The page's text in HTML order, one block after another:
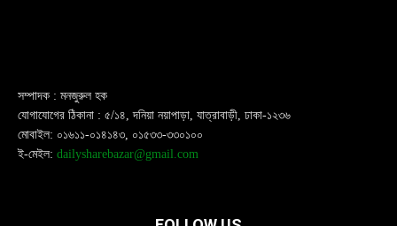
সম্পাদক : মনজুরুল হক
যোগাযোগের ঠিকানা : ৫/১৪, দনিয়া নয়াপাড়া, যাত্রাবাড়ী, ঢাকা-১২৩৬
মোবাইল: ০১৬১১-০১৪১৪৩, ০১৫৩৩-৩৩০১০০
ই-মেইল: dailysharebazar@gmail.com